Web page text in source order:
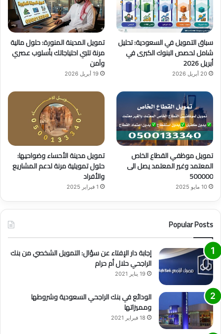
ك
u
b
e
ر
ا
م
سباق التمويل في السعودية: تحليل
شامل لحصص البنوك الكبرى في
أبريل 2026
20 أبريل 2026
تمويل المدينة المنورة: حلول مالية
مرنة تلبي احتياجاتك بأسلوب عصري
وآمن
19 أبريل 2026
تمويل موظفي القطاع الخاص
المعتمد وغير المعتمد يصل الى
500000
10 مايو 2025
تمويل مدينة الأحساء وضواحيها:
حلول تمويلية مرنة لدعم المشاريع
والأفراد
1 فبراير 2025
Popular Posts
إجابة دار الإفتاء عن سؤال: التمويل الشخصي من بنك
الراجحي حلال أم حرام
19 يناير 2021
الودائع في بنك الراجحي السعودية وشروطها
ومميزاتها
18 فبراير 2021